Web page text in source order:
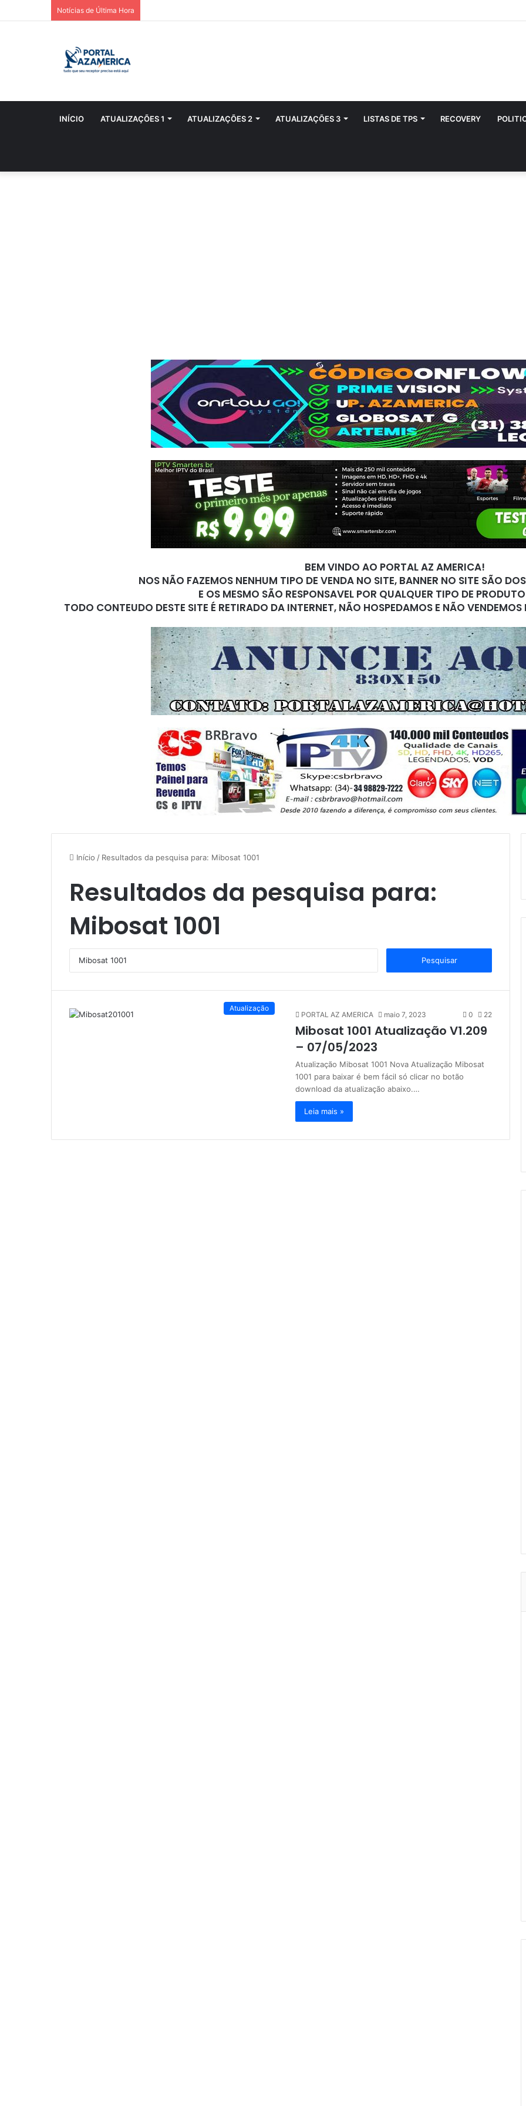
Notícias de Última Hora
INÍCIO ATUALIZAÇÕES 1 ATUALIZAÇÕES 2 ATUALIZAÇÕES 3 LISTAS DE TPS RECOVERY
BEM VINDO AO PORTAL AZ AMERICA!
NOS NÃO FAZEMOS NENHUM TIPO DE VENDA NO SITE, BANNER NO SITE SÃO
E OS MESMO SÃO RESPONSAVEL POR QUALQUER TIPO DE
TODO CONTEUDO DESTE SITE É RETIRADO DA INTERNET, NÃO HOSPEDAMOS E NÃO
Início / Resultados da pesquisa para: Mibosat 1001
Resultados da pesquisa para:
Mibosat 1001
q
i
s
p
o
r
Atualização
PORTAL AZ AMERICA maio 7, 2023 0 22
Mibosat 1001 Atualização V1.209
– 07/05/2023
Atualização Mibosat 1001 Nova Atualização Mibosat
1001 para baixar é bem fácil só clicar no botão
download da atualização abaixo.…
Leia mais »